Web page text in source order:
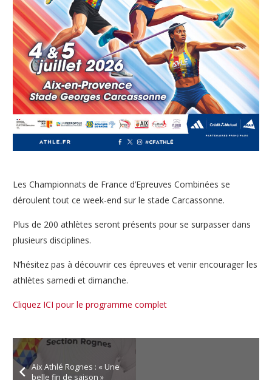
Les Championnats de France d’Epreuves Combinées se
déroulent tout ce week-end sur le stade Carcassonne.
Plus de 200 athlètes seront présents pour se surpasser dans
plusieurs disciplines.
N’hésitez pas à découvrir ces épreuves et venir encourager les
athlètes samedi et dimanche.
Cliquez ICI pour le programme complet
Aix Athlé Rognes : « Une
belle fin de saison »